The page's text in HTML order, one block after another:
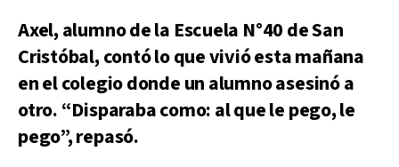
Axel, alumno de la Escuela N°40 de San
Cristóbal, contó lo que vivió esta mañana
en el colegio donde un alumno asesinó a
otro. “Disparaba como: al que le pego, le
pego”, repasó.